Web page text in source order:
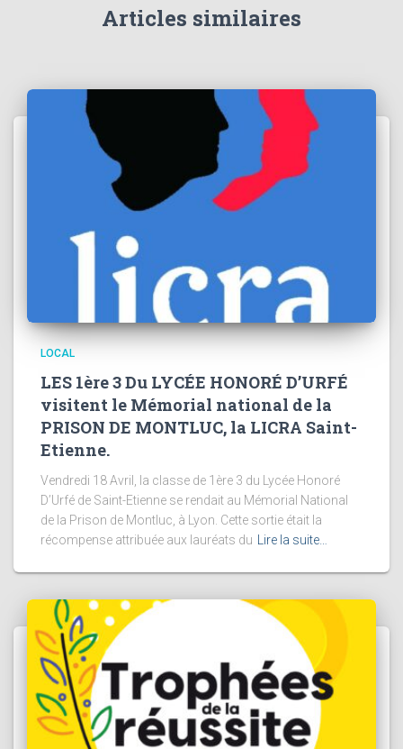
Articles similaires
LOCAL
LES 1ère 3 Du LYCÉE HONORÉ D’URFÉ
visitent le Mémorial national de la
PRISON DE MONTLUC, la LICRA Saint-
Etienne.
Vendredi 18 Avril, la classe de 1ère 3 du Lycée Honoré
D’Urfé de Saint-Etienne se rendait au Mémorial National
de la Prison de Montluc, à Lyon. Cette sortie était la
récompense attribuée aux lauréats du
Lire la suite…